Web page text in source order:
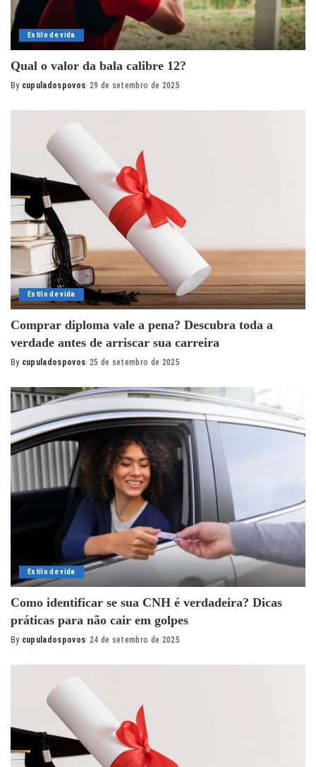
Estilo de vida
Qual o valor da bala calibre 12?
Posted
By cupuladospovos 29 de setembro de 2025
Estilo de vida
Comprar diploma vale a pena? Descubra toda a
verdade antes de arriscar sua carreira
Posted
By cupuladospovos 25 de setembro de 2025
Estilo de vida
Como identificar se sua CNH é verdadeira? Dicas
práticas para não cair em golpes
Posted
By cupuladospovos 24 de setembro de 2025